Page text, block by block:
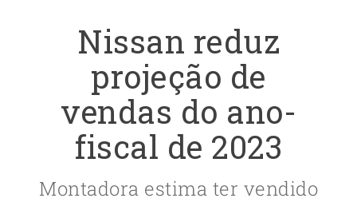
Nissan reduz
projeção de
vendas do ano-
fiscal de 2023
Montadora estima ter vendido